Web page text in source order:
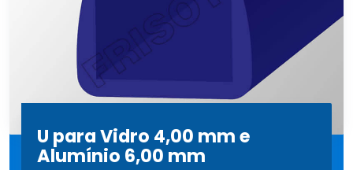
U para Vidro 4,00 mm e
Alumínio 6,00 mm